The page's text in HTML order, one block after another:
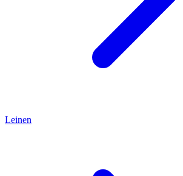
Leinen